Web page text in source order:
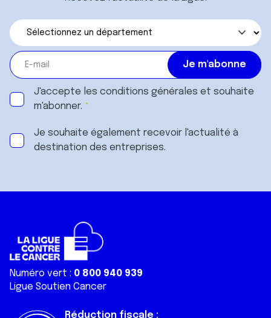
J'accepte les conditions générales et souhaite
m'abonner.
Je souhaite également recevoir l'actualité à
destination des entreprises.
Numéro vert : 0 800 940 939
Ligue Soutien Cancer
Réduction fiscale :